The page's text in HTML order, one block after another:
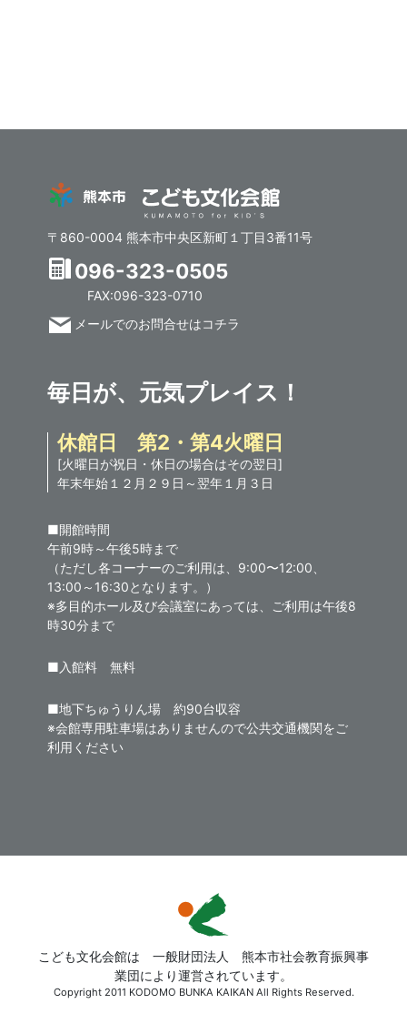
〒860-0004 熊本市中央区新町１丁目3番11号
096-323-0505
FAX:096-323-0710
メールでのお問合せはコチラ
毎日が、元気プレイス！
休館日 第2・第4火曜日
[火曜日が祝日・休日の場合はその翌日]
年末年始１２月２９日～翌年１月３日
■開館時間
午前9時～午後5時まで
（ただし各コーナーのご利用は、9:00〜12:00、
13:00～16:30となります。）
※多目的ホール及び会議室にあっては、ご利用は午後8
時30分まで
■入館料 無料
■地下ちゅうりん場 約90台収容
※会館専用駐車場はありませんので公共交通機関をご
利用ください
こども文化会館は 一般財団法人 熊本市社会教育振興事
業団により運営されています。
Copyright 2011 KODOMO BUNKA KAIKAN All Rights Reserved.